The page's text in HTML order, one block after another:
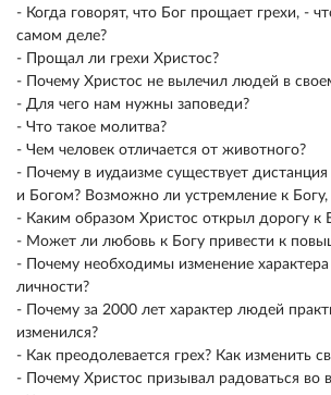
- Когда говорят, что Бог прощает грехи, -
самом деле?
- Прощал ли грехи Христос?
- Почему Христос не вылечил людей в
- Для чего нам нужны заповеди?
- Что такое молитва?
- Чем человек отличается от животного?
- Почему в иудаизме существует
и Богом? Возможно ли устремление к Богу,
- Каким образом Христос открыл дорогу к
- Может ли любовь к Богу привести к
- Почему необходимы изменение
личности?
- Почему за 2000 лет характер людей
изменился?
- Как преодолевается грех? Как изменить
- Почему Христос призывал радоваться во